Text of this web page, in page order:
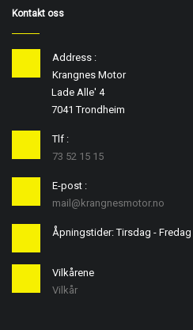
Kontakt oss
Address :
Krangnes Motor
Lade Alle' 4
7041 Trondheim
Tlf :
73 52 15 15
E-post :
mail@krangnesmotor.no
Åpningstider: Tirsdag - Fredag
Vilkårene
Vilkår